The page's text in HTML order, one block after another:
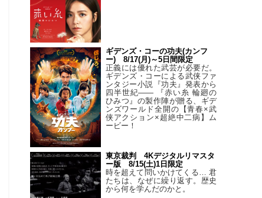
ギデンズ・コーの功夫(カンフ
ー) 8/17(月)～5日間限定
正義には優れた武芸が必要だ。
ギデンズ・コーによる武侠ファ
ンタジー小説『功夫』発表から
四半世紀―― 『赤い糸 輪廻の
ひみつ』の製作陣が贈る、ギデ
ンズワールド全開の【青春×武
侠アクション×超絶中二病】ム
ービー！
東京裁判 4Kデジタルリマスタ
ー版 8/15(土)1日限定
時を超えて問いかけてくる… 君
たちは、なぜに繰り返す。歴史
から何を学んだのかと。